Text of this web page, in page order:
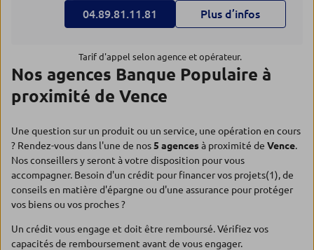
04.89.81.11.81 Plus d’infos
Tarif d'appel selon agence et opérateur.
Nos agences Banque Populaire à
proximité de Vence
Une question sur un produit ou un service, une opération en cours
? Rendez-vous dans l'une de nos5 agencesà proximité de Vence.
Nos conseillers y seront à votre disposition pour vous
accompagner. Besoin d'un crédit pour financer vos projets(1), de
conseils en matière d'épargne ou d'une assurance pour protéger
vos biens ou vos proches ?
Un crédit vous engage et doit être remboursé. Vérifiez vos
capacités de remboursement avant de vous engager.